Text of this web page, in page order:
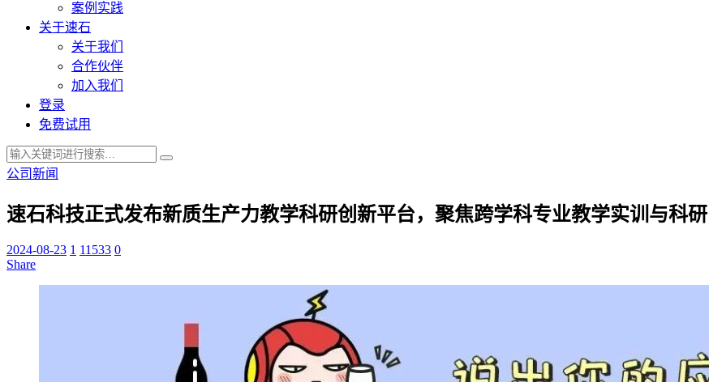
案例实践
关于速石
关于我们
合作伙伴
加入我们
登录
免费试用
公司新闻
速石科技正式发布新质生产力教学科研创新平台，聚焦跨学科专业教学实训与科研
2024-08-23 1 11533 0
Share